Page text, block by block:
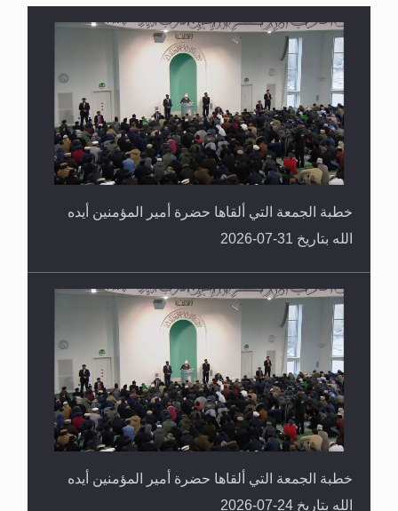
القرآن قاضٍ وحكمٌ على السنة ومهيمنٌ عليها.. ليس
العكس
خطبة الجمعة التي ألقاها حضرة أمير المؤمنين أيده
الله بتاريخ 31-07-2026
خطبة الجمعة التي ألقاها حضرة أمير المؤمنين أيده
الله بتاريخ 24-07-2026